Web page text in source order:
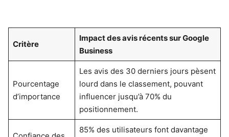
Critère
Impact des avis récents sur Google
Business
Pourcentage
d’importance
Les avis des 30 derniers jours pèsent
lourd dans le classement, pouvant
influencer jusqu’à 70% du
positionnement.
85% des utilisateurs font davantage